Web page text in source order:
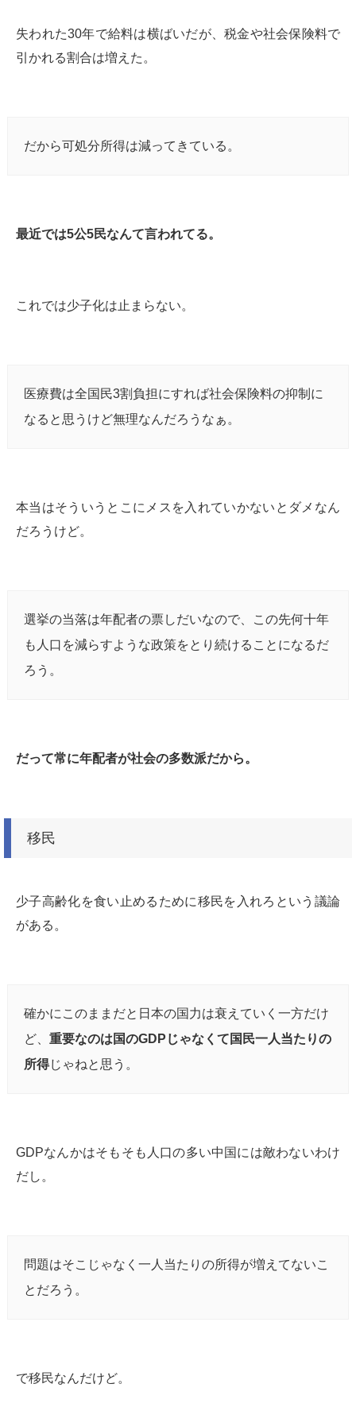
失われた30年で給料は横ばいだが、税金や社会保険料で
引かれる割合は増えた。
だから可処分所得は減ってきている。
最近では5公5民なんて言われてる。
これでは少子化は止まらない。
医療費は全国民3割負担にすれば社会保険料の抑制に
なると思うけど無理なんだろうなぁ。
本当はそういうとこにメスを入れていかないとダメなん
だろうけど。
選挙の当落は年配者の票しだいなので、この先何十年
も人口を減らすような政策をとり続けることになるだ
ろう。
だって常に年配者が社会の多数派だから。
移民
少子高齢化を食い止めるために移民を入れろという議論
がある。
確かにこのままだと日本の国力は衰えていく一方だけ
ど、 重要なのは国のGDPじゃなくて国民一人当たりの
所得じゃねと思う。
GDPなんかはそもそも人口の多い中国には敵わないわけ
だし。
問題はそこじゃなく一人当たりの所得が増えてないこ
とだろう。
で移民なんだけど。